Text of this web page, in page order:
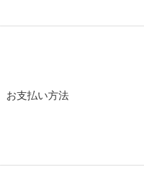
お支払い方法